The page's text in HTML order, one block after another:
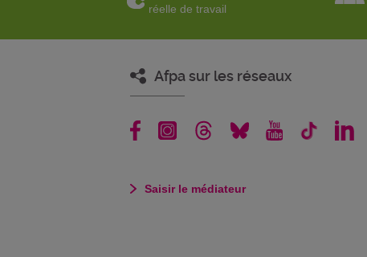
réelle de travail
Afpa sur les réseaux
Saisir le médiateur